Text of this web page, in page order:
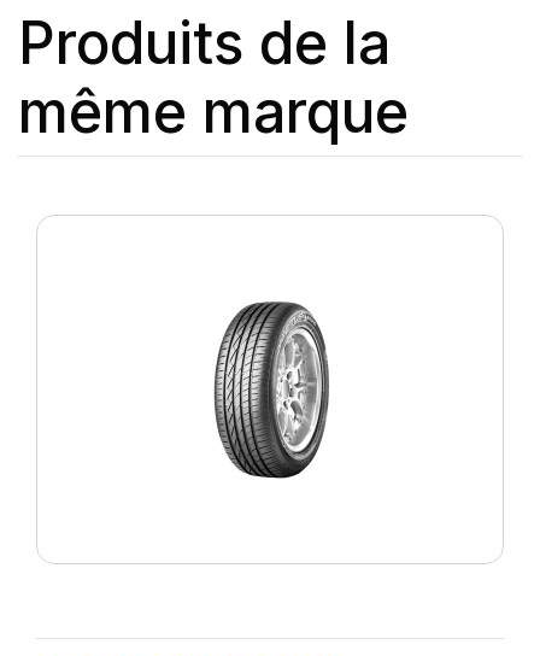
Produits de la
même marque